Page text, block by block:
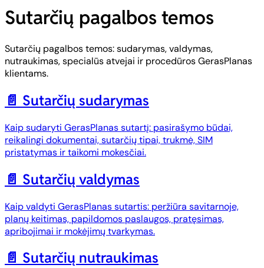
Sutarčių pagalbos temos
Sutarčių pagalbos temos: sudarymas, valdymas,
nutraukimas, specialūs atvejai ir procedūros GerasPlanas
klientams.
📄️ Sutarčių sudarymas
Kaip sudaryti GerasPlanas sutartį: pasirašymo būdai,
reikalingi dokumentai, sutarčių tipai, trukmė, SIM
pristatymas ir taikomi mokesčiai.
📄️ Sutarčių valdymas
Kaip valdyti GerasPlanas sutartis: peržiūra savitarnoje,
planų keitimas, papildomos paslaugos, pratęsimas,
apribojimai ir mokėjimų tvarkymas.
📄️ Sutarčių nutraukimas